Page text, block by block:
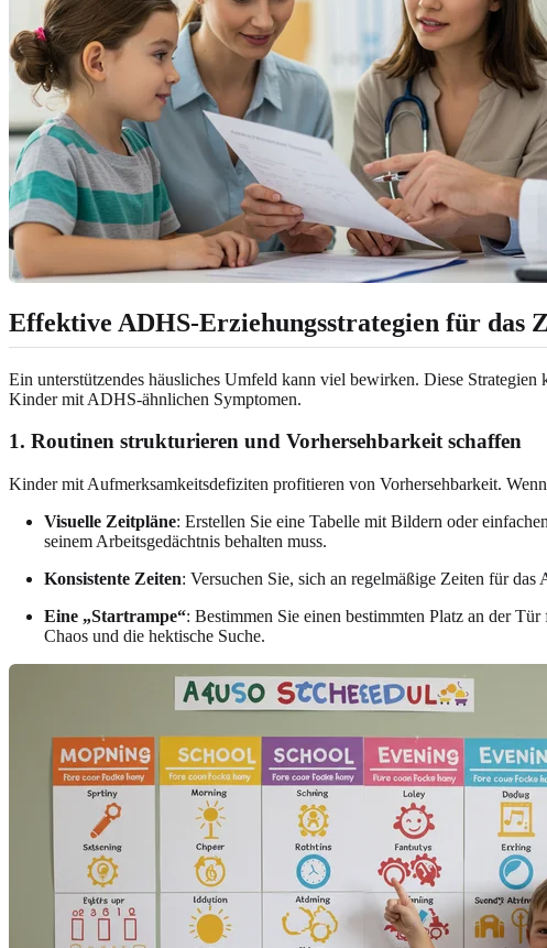
Effektive ADHS-Erziehungsstrategien für das
Ein unterstützendes häusliches Umfeld kann viel bewirken. Diese
Kinder mit ADHS-ähnlichen Symptomen.
1. Routinen strukturieren und Vorhersehbarkeit schaffen
Kinder mit Aufmerksamkeitsdefiziten profitieren von Vorhersehbarkeit.
Visuelle Zeitpläne: Erstellen Sie eine Tabelle mit Bildern oder
seinem Arbeitsgedächtnis behalten muss.
Konsistente Zeiten: Versuchen Sie, sich an regelmäßige Zeiten für
Eine „Startrampe“: Bestimmen Sie einen bestimmten Platz an der
Chaos und die hektische Suche.